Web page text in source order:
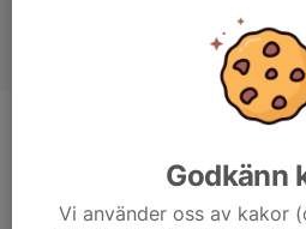
Godkänn
Vi använder oss av kakor